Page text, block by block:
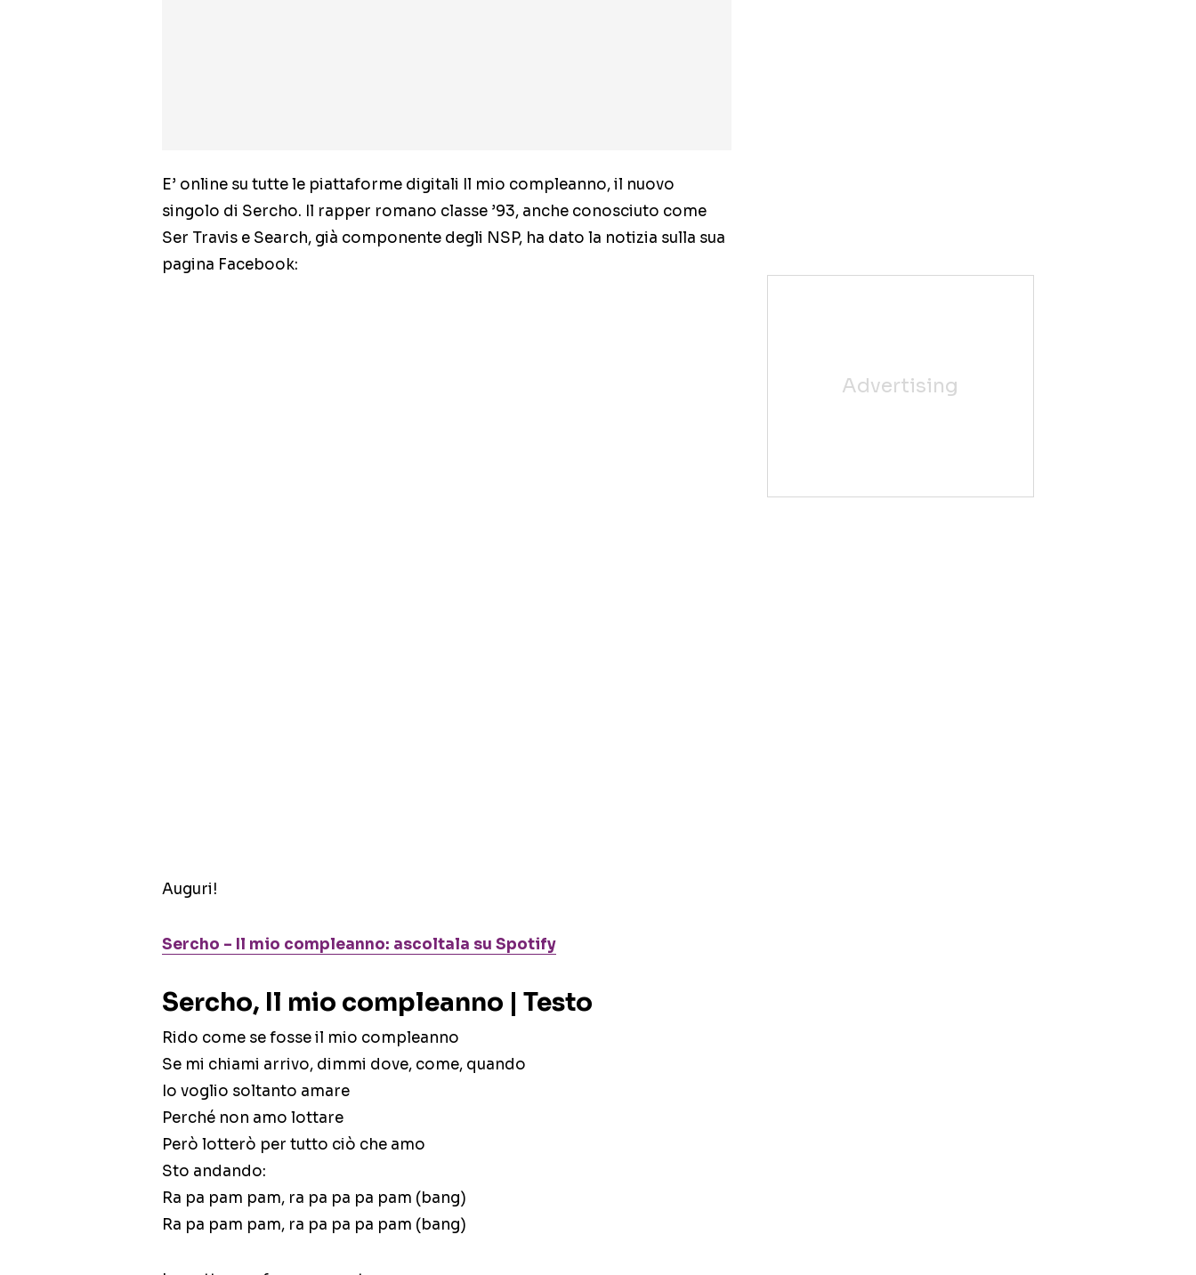
E’ online su tutte le piattaforme digitali Il mio compleanno, il nuovo
singolo di Sercho. Il rapper romano classe ’93, anche conosciuto come
Ser Travis e Search, già componente degli NSP, ha dato la notizia sulla sua
pagina Facebook:
Auguri!
Sercho – Il mio compleanno: ascoltala su Spotify
Sercho, Il mio compleanno | Testo
Rido come se fosse il mio compleanno
Se mi chiami arrivo, dimmi dove, come, quando
Io voglio soltanto amare
Perché non amo lottare
Però lotterò per tutto ciò che amo
Sto andando:
Ra pa pam pam, ra pa pa pa pam (bang)
Ra pa pam pam, ra pa pa pa pam (bang)